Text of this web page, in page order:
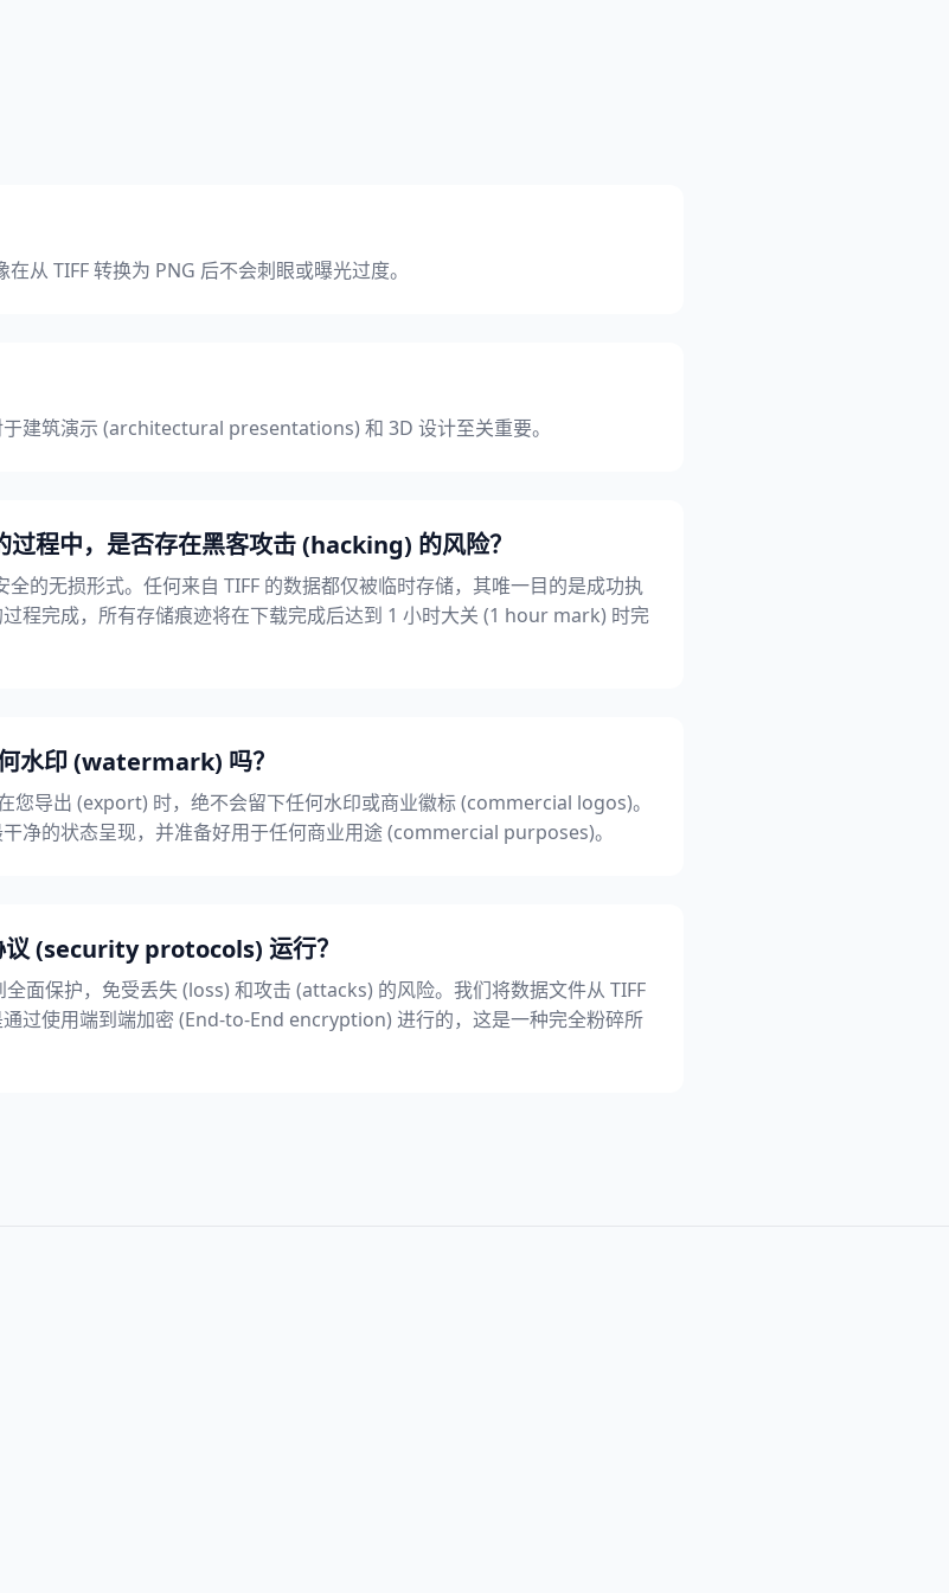
从 TIFF 转换为 PNG 后不会刺眼或曝光过度。
建筑演示 (architectural presentations) 和 3D 设计至关重要。
程中，是否存在黑客攻击 (hacking) 的风险？
的无损形式。任何来自 TIFF 的数据都仅被临时存储，其唯一目的是成功执
程完成，所有存储痕迹将在下载完成后达到 1 小时大关 (1 hour mark) 时完
水印 (watermark) 吗？
导出 (export) 时，绝不会留下任何水印或商业徽标 (commercial logos)。
净的状态呈现，并准备好用于任何商业用途 (commercial purposes)。
议 (security protocols) 运行？
面保护，免受丢失 (loss) 和攻击 (attacks) 的风险。我们将数据文件从 TIFF
过使用端到端加密 (End-to-End encryption) 进行的，这是一种完全粉碎所